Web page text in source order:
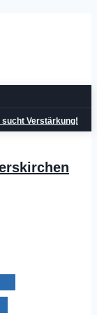
sucht Verstärkung!